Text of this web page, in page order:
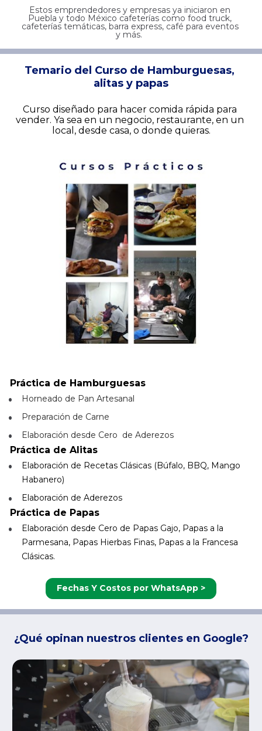
Estos emprendedores y empresas ya iniciaron en
Puebla y todo México cafeterías como food truck,
cafeterías temáticas, barra express, café para eventos
y más.
Temario del Curso de Hamburguesas,
alitas y papas
Curso diseñado para hacer comida rápida para
vender. Ya sea en un negocio, restaurante, en un
local, desde casa, o donde quieras.
Práctica de Hamburguesas
Horneado de Pan Artesanal
Preparación de Carne
Elaboración desde Cero  de Aderezos
Práctica de Alitas
Elaboración de Recetas Clásicas (Búfalo, BBQ, Mango
Habanero)
Elaboración de Aderezos
Práctica de Papas
Elaboración desde Cero de Papas Gajo, Papas a la
Parmesana, Papas Hierbas Finas, Papas a la Francesa
Clásicas.
Fechas Y Costos por WhatsApp >
¿Qué opinan nuestros clientes en Google?